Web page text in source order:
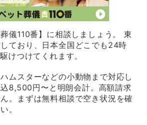
儀110番】に相談しましょう。 東
ており、日本全国どこでも24時
けつけてくれます。
ムスターなどの小動物まで対応し
8,500円〜と明朗会計。高額請求
。まずは無料相談で空き状況を確
。